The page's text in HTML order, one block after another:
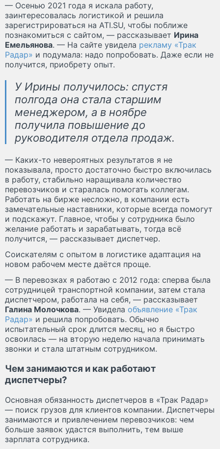
— Осенью 2021 года я искала работу,
заинтересовалась логистикой и решила
зарегистрироваться на ATI.SU, чтобы поближе
познакомиться с сайтом, — рассказывает Ирина
Емельянова. — На сайте увидела рекламу «Трак
Радар» и подумала: надо попробовать. Даже если не
получится, приобрету опыт.
У Ирины получилось: спустя
полгода она стала старшим
менеджером, а в ноябре
получила повышение до
руководителя отдела продаж.
— Каких-то невероятных результатов я не
показывала, просто достаточно быстро включилась
в работу, стабильно наращивала количество
перевозчиков и старалась помогать коллегам.
Работать на бирже несложно, в компании есть
замечательные наставники, которые всегда помогут
и подскажут. Главное, чтобы у сотрудника было
желание работать и зарабатывать, тогда всё
получится, — рассказывает диспетчер.
Соискателям с опытом в логистике адаптация на
новом рабочем месте даётся проще.
— В перевозках я работаю с 2012 года: сперва была
сотрудницей транспортной компании, затем стала
диспетчером, работала на себя, — рассказывает
Галина Молочкова. — Увидела объявление «Трак
Радар» и решила попробовать. Обычно
испытательный срок длится месяц, но я быстро
освоилась — на вторую неделю начала принимать
звонки и стала штатным сотрудником.
Чем занимаются и как работают
диспетчеры?
Основная обязанность диспетчеров в «Трак Радар»
— поиск грузов для клиентов компании. Диспетчеры
занимаются и привлечением перевозчиков: чем
больше заявок удастся выполнить, тем выше
зарплата сотрудника.